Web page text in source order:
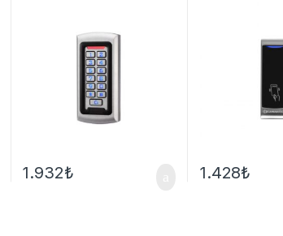
1.932₺ 1.428₺